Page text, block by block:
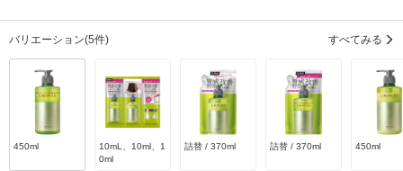
バリエーション(5件) すべてみる
450ml
10mL、10ml、1
0ml
詰替 / 370ml 詰替 / 370ml 450ml